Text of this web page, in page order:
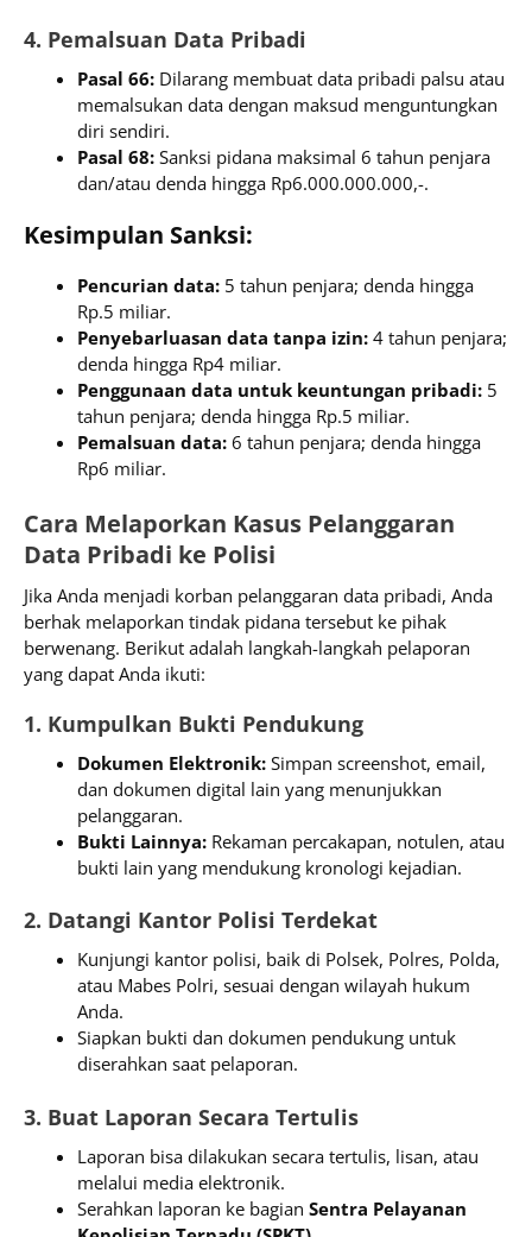
4. Pemalsuan Data Pribadi
Pasal 66: Dilarang membuat data pribadi palsu atau
memalsukan data dengan maksud menguntungkan
diri sendiri.
Pasal 68: Sanksi pidana maksimal 6 tahun penjara
dan/atau denda hingga Rp6.000.000.000,-.
Kesimpulan Sanksi:
Pencurian data: 5 tahun penjara; denda hingga
Rp.5 miliar.
Penyebarluasan data tanpa izin: 4 tahun penjara;
denda hingga Rp4 miliar.
Penggunaan data untuk keuntungan pribadi: 5
tahun penjara; denda hingga Rp.5 miliar.
Pemalsuan data: 6 tahun penjara; denda hingga
Rp6 miliar.
Cara Melaporkan Kasus Pelanggaran
Data Pribadi ke Polisi
Jika Anda menjadi korban pelanggaran data pribadi, Anda
berhak melaporkan tindak pidana tersebut ke pihak
berwenang. Berikut adalah langkah-langkah pelaporan
yang dapat Anda ikuti:
1. Kumpulkan Bukti Pendukung
Dokumen Elektronik: Simpan screenshot, email,
dan dokumen digital lain yang menunjukkan
pelanggaran.
Bukti Lainnya: Rekaman percakapan, notulen, atau
bukti lain yang mendukung kronologi kejadian.
2. Datangi Kantor Polisi Terdekat
Kunjungi kantor polisi, baik di Polsek, Polres, Polda,
atau Mabes Polri, sesuai dengan wilayah hukum
Anda.
Siapkan bukti dan dokumen pendukung untuk
diserahkan saat pelaporan.
3. Buat Laporan Secara Tertulis
Laporan bisa dilakukan secara tertulis, lisan, atau
melalui media elektronik.
Serahkan laporan ke bagian Sentra Pelayanan